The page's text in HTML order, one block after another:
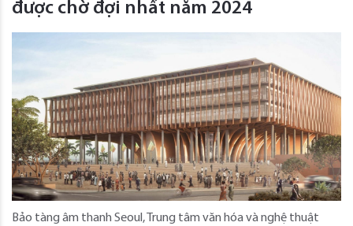
được chờ đợi nhất năm 2024
Bảo tàng âm thanh Seoul, Trung tâm văn hóa và nghệ thuật